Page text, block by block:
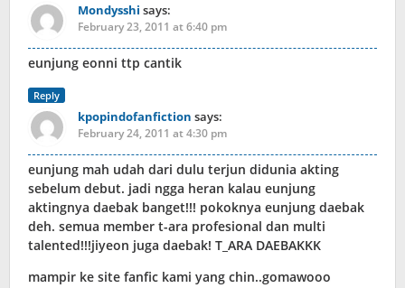
Mondysshi says:
February 23, 2011 at 6:40 pm
eunjung eonni ttp cantik
Reply
kpopindofanfiction says:
February 24, 2011 at 4:30 pm
eunjung mah udah dari dulu terjun didunia akting
sebelum debut. jadi ngga heran kalau eunjung
aktingnya daebak banget!!! pokoknya eunjung daebak
deh. semua member t-ara profesional dan multi
talented!!!jiyeon juga daebak! T_ARA DAEBAKKK
mampir ke site fanfic kami yang chin..gomawooo